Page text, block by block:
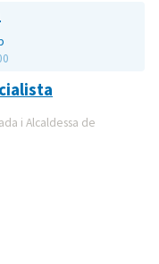
i Alcaldessa de